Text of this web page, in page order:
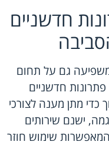
חדשניים
גם על תחום
פתרונות חדשניים
מתן מענה לצורכי
ישנם שירותים
שימוש חוזר